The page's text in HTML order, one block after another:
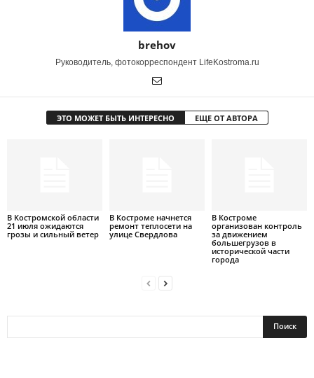
brehov
Руководитель, фотокорреспондент LifeKostroma.ru
ЭТО МОЖЕТ БЫТЬ ИНТЕРЕСНО ЕЩЕ ОТ АВТОРА
В Костромской области
21 июля ожидаются
грозы и сильный ветер
В Костроме начнется
ремонт теплосети на
улице Свердлова
В Костроме
организован контроль
за движением
большегрузов в
исторической части
города